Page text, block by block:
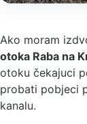
Ako moram
otoka Raba na
otoku čekajuci
probati pobjeci
kanalu.